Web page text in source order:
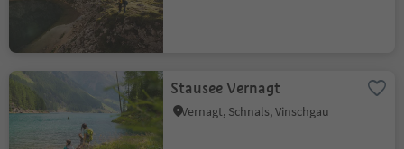
Stausee Vernagt
Vernagt, Schnals, Vinschgau